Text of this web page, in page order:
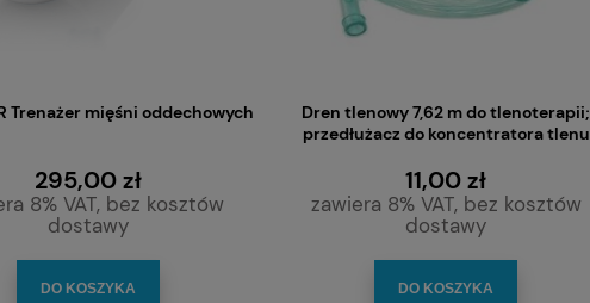
Trenażer mięśni oddechowych
295,00 zł
8% VAT, bez kosztów
dostawy
DO KOSZYKA
Dren tlenowy 7,62 m do tlenoterapii;
przedłużacz do koncentratora tlenu
11,00 zł
zawiera 8% VAT, bez kosztów
dostawy
DO KOSZYKA